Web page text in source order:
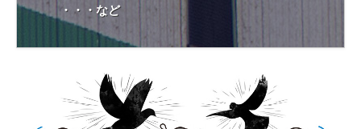
・・・など